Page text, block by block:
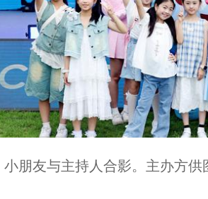
小朋友与主持人合影。主办方供